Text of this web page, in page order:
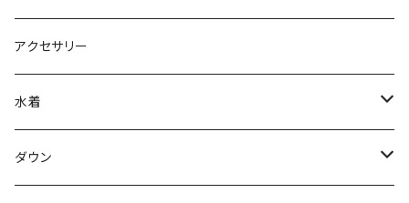
アクセサリー
水着
～44/S
ダウン